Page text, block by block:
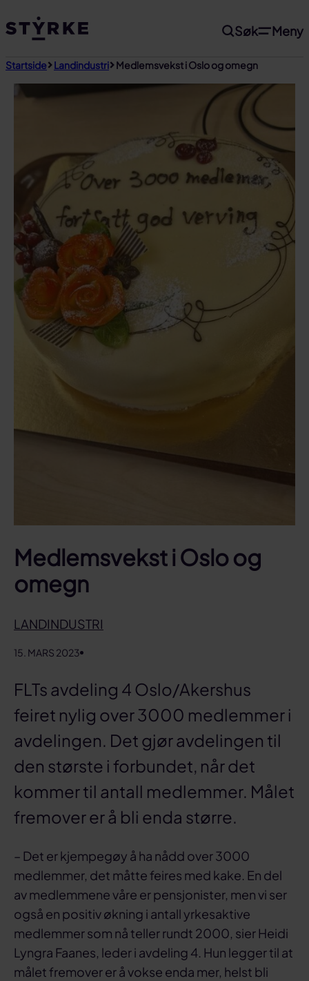
til
Søk Meny
Startside Landindustri Medlemsvekst i Oslo og omegn
Medlemsvekst i Oslo og
omegn
LANDINDUSTRI
15. MARS 2023
FLTs avdeling 4 Oslo/Akershus
feiret nylig over 3000 medlemmer i
avdelingen. Det gjør avdelingen til
den største i forbundet, når det
kommer til antall medlemmer. Målet
fremover er å bli enda større.
– Det er kjempegøy å ha nådd over 3000
medlemmer, det måtte feires med kake. En del
av medlemmene våre er pensjonister, men vi ser
også en positiv økning i antall yrkesaktive
medlemmer som nå teller rundt 2000, sier Heidi
Lyngra Faanes, leder i avdeling 4. Hun legger til at
målet fremover er å vokse enda mer, helst bli